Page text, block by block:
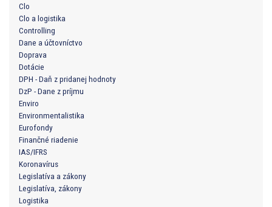
Clo
Clo a logistika
Controlling
Dane a účtovníctvo
Doprava
Dotácie
DPH - Daň z pridanej hodnoty
DzP - Dane z príjmu
Enviro
Environmentalistika
Eurofondy
Finančné riadenie
IAS/IFRS
Koronavírus
Legislatíva a zákony
Legislatíva, zákony
Logistika